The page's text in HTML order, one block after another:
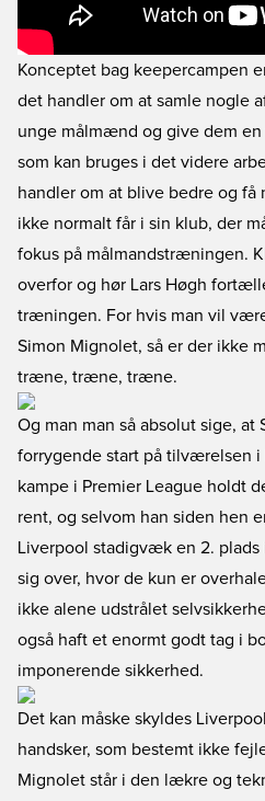
Konceptet bag keepercampen
det handler om at samle nogle
unge målmænd og give dem
som kan bruges i det videre
handler om at blive bedre og få
ikke normalt får i sin klub, der
fokus på målmandstræningen.
overfor og hør Lars Høgh
træningen. For hvis man vil
Simon Mignolet, så er der ikke
træne, træne, træne.
Og man man så absolut sige,
forrygende start på tilværelsen i
kampe i Premier League holdt
rent, og selvom han siden hen
Liverpool stadigvæk en 2.
sig over, hvor de kun er
ikke alene udstrålet
også haft et enormt godt tag i
imponerende sikkerhed.
Det kan måske skyldes
handsker, som bestemt ikke
Mignolet står i den lækre og